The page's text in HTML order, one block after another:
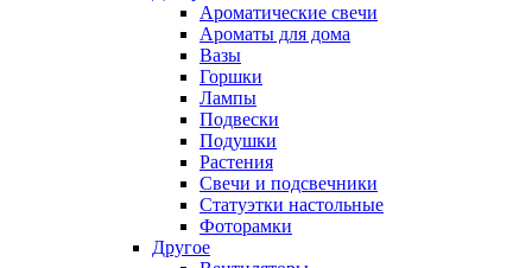
Ароматические свечи
Ароматы для дома
Вазы
Горшки
Лампы
Подвески
Подушки
Растения
Свечи и подсвечники
Статуэтки настольные
Фоторамки
Другое